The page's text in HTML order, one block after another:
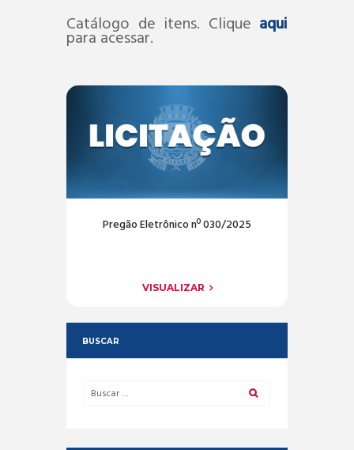
Catálogo de itens. Clique aqui
para acessar.
Pregão Eletrônico nº 030/2025
VISUALIZAR
BUSCAR